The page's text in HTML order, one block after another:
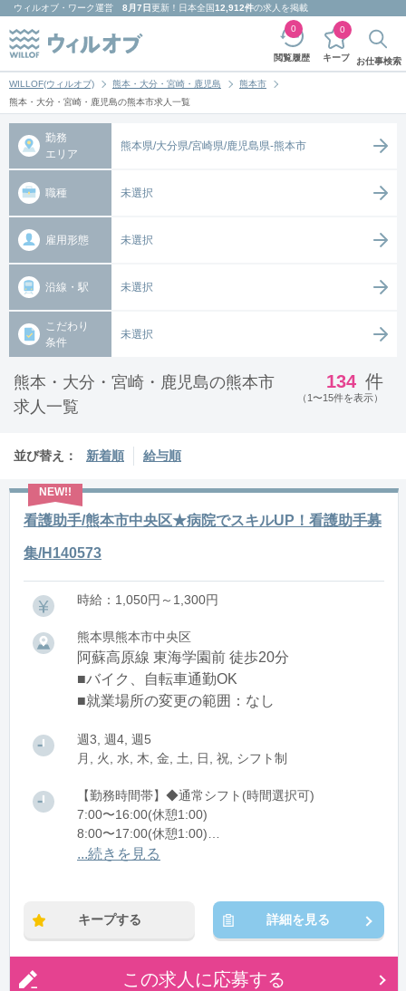
ウィルオブ・ワーク運営 8月7日更新！日本全国12,912件の求人を掲載
閲覧履歴
0
キープ
0
お仕事検索
WILLOF(ウィルオブ) 熊本・大分・宮崎・鹿児島
熊本市
熊本・大分・宮崎・鹿児島の熊本市求人一覧
勤務
エリア
熊本県/大分県/宮崎県/鹿児島県-熊本市
職種 未選択
雇用形態 未選択
沿線・駅 未選択
こだわり
条件
未選択
熊本・大分・宮崎・鹿児島の熊本市
求人一覧
134 件
（1〜15件を表示）
並び替え： 新着順 給与順
看護助手/熊本市中央区★病院でスキルUP！看護助手募
集/H140573
時給：1,050円～1,300円
熊本県熊本市中央区
阿蘇高原線 東海学園前 徒歩20分
■バイク、自転車通勤OK
■就業場所の変更の範囲：なし
週3, 週4, 週5
月, 火, 水, 木, 金, 土, 日, 祝, シフト制
【勤務時間帯】◆通常シフト(時間選択可)
7:00〜16:00(休憩1:00)
8:00〜17:00(休憩1:00)
12:00〜21:00(休憩1:00)
...続きを見る
キープする 詳細を見る
この求人に応募する